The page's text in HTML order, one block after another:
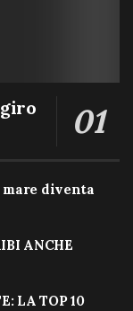
diventa
ANCHE
LA TOP 10